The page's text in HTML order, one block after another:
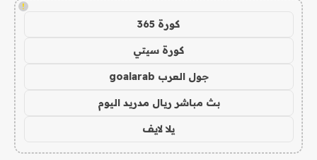
!
كورة 365
كورة سيتي
جول العرب goalarab
بث مباشر ريال مدريد اليوم
يلا لايف